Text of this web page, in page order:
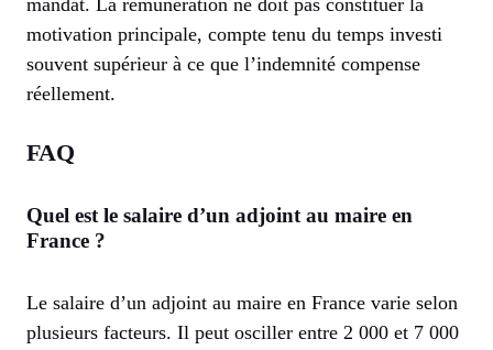
mandat. La rémunération ne doit pas constituer la
motivation principale, compte tenu du temps investi
souvent supérieur à ce que l’indemnité compense
réellement.
FAQ
Quel est le salaire d’un adjoint au maire en
France ?
Le salaire d’un adjoint au maire en France varie selon
plusieurs facteurs. Il peut osciller entre 2 000 et 7 000